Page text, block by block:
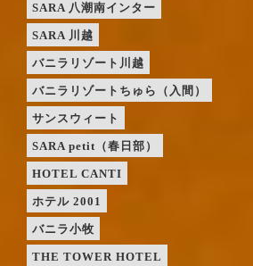
SARA 八潮南インター
SARA 川越
バニラリゾート川越
バニラリゾートちゅら（入間）
サンスウィート
SARA petit（春日部）
HOTEL CANTI
ホテル 2001
バニラ小牧
THE TOWER HOTEL